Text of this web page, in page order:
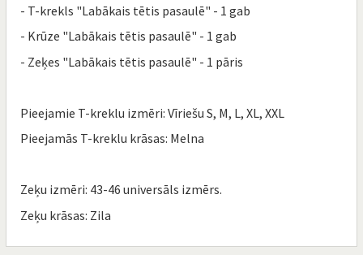
- T-krekls "Labākais tētis pasaulē" - 1 gab
- Krūze "Labākais tētis pasaulē" - 1 gab
- Zeķes "Labākais tētis pasaulē" - 1 pāris
Pieejamie T-kreklu izmēri: Vīriešu S, M, L, XL, XXL
Pieejamās T-kreklu krāsas: Melna
Zeķu izmēri: 43-46 universāls izmērs.
Zeķu krāsas: Zila